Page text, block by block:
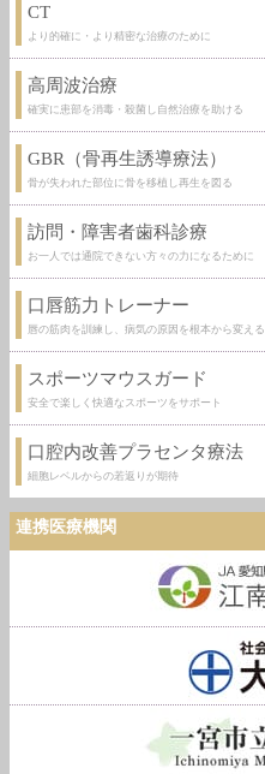
CT
より的確に・より精密な治療のために
高周波治療
確実に患部を消毒・殺菌し自然治療を助ける
GBR（骨再生誘導療法）
骨が失われた部位に骨を移植し再生を図る
訪問・障害者歯科診療
お一人では通院できない方々の力になるために
口唇筋力トレーナー
唇の筋肉を訓練し、病気の原因を根本から変える
スポーツマウスガード
安全で楽しく快適なスポーツをサポート
口腔内改善プラセンタ療法
細胞レベルからの若返りが期待
連携医療機関